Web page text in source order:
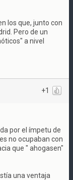
los que, junto con
Pero de un
a nivel
+1
por el ímpetu de
no ocupaban con
que " ahogasen"
una ventaja